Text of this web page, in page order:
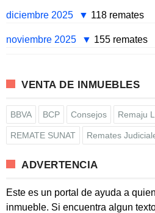
diciembre 2025
118 remates
noviembre 2025 155 remates
VENTA DE INMUEBLES
BBVA BCP Consejos Remaju
REMATE SUNAT Remates
ADVERTENCIA
Este es un portal de ayuda a
inmueble. Si encuentra algun